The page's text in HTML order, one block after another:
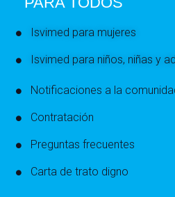
Isvimed para mujeres
Isvimed para niños, niñas y
Notificaciones a la
Contratación
Preguntas frecuentes
Carta de trato digno